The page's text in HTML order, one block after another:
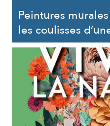
Peintures
les coulisses